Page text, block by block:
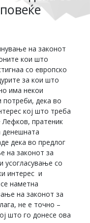
на законот
кои што
со европско
за кои што
има некои
потреби, дека во
кој што треба
Лефков, пратеник
дека во предлог
на законот за
усогласување со
интерес и
наметна
на законот за
не е точно –
што го донесе ова